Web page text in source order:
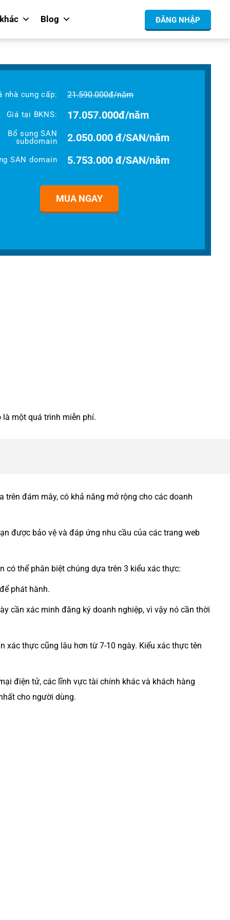
Blog ĐĂNG NHẬP
nhà cung cấp: 21.590.000đ/năm
Giá tại BKNS: 17.057.000đ/năm
Bổ sung SAN
subdomain
2.050.000 đ/SAN/năm
SAN domain 5.753.000 đ/SAN/năm
MUA NGAY
một quá trình miễn phí.
đám mây, có khả năng mở rộng cho các doanh
được bảo vệ và đáp ứng nhu cầu của các trang web
có thể phân biệt chúng dựa trên 3 kiểu xác thực:
phát hành.
cần xác minh đăng ký doanh nghiệp, vì vậy nó cần thời
xác thực cũng lâu hơn từ 7-10 ngày. Kiểu xác thực tên
điện tử, các lĩnh vực tài chính khác và khách hàng
cho người dùng.